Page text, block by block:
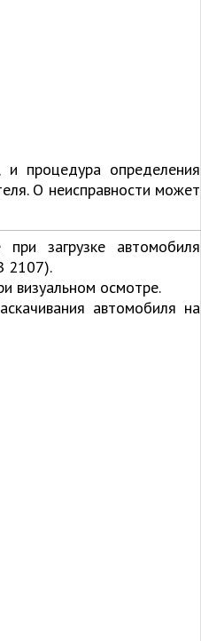
и процедура определения
О неисправности может
загрузке автомобиля
2107).
визуальном осмотре.
автомобиля на